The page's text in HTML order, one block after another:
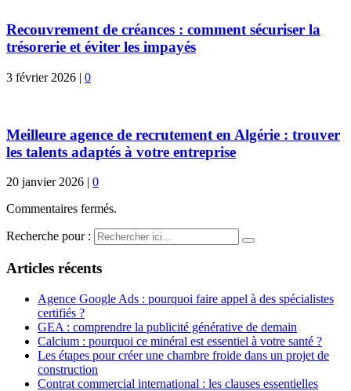
Recouvrement de créances : comment sécuriser la
trésorerie et éviter les impayés
3 février 2026 | 0
Meilleure agence de recrutement en Algérie : trouver
les talents adaptés à votre entreprise
20 janvier 2026 | 0
Commentaires fermés.
Recherche pour :
Articles récents
Agence Google Ads : pourquoi faire appel à des spécialistes
certifiés ?
GEA : comprendre la publicité générative de demain
Calcium : pourquoi ce minéral est essentiel à votre santé ?
Les étapes pour créer une chambre froide dans un projet de
construction
Contrat commercial international : les clauses essentielles